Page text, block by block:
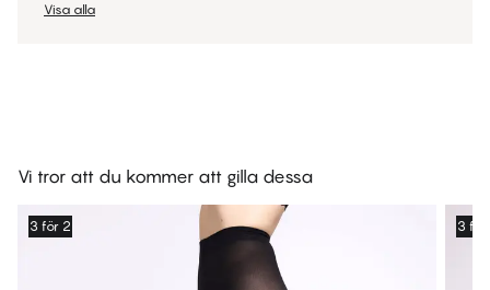
Visa alla
Vi tror att du kommer att gilla dessa
3 för 2 3 för